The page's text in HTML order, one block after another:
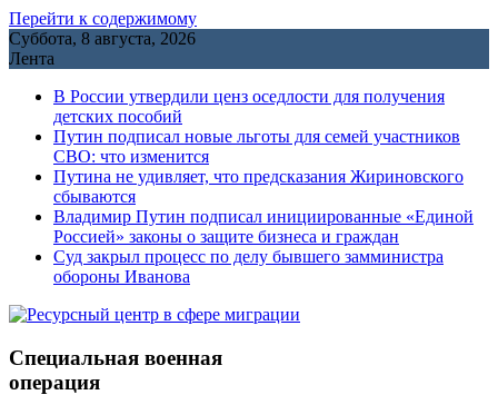
Перейти к содержимому
Суббота, 8 августа, 2026
Лента
В России утвердили ценз оседлости для получения
детских пособий
Путин подписал новые льготы для семей участников
СВО: что изменится
Путина не удивляет, что предсказания Жириновского
сбываются
Владимир Путин подписал инициированные «Единой
Россией» законы о защите бизнеса и граждан
Cуд закрыл процесс по делу бывшего замминистра
обороны Иванова
Специальная военная
операция